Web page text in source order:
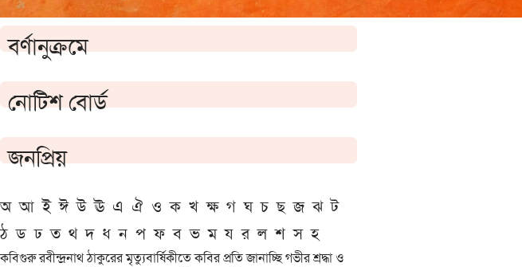
বর্ণানুক্রমে
নোটিশ বোর্ড
জনপ্রিয়
অ আ ই ঈ উ ঊ এ ঐ ও ক খ ক্ষ গ ঘ চ ছ জ ঝ ট
ঠ ড ঢ ত থ দ ধ ন প ফ ব ভ ম য র ল শ স হ
কবিগুরু রবীন্দ্রনাথ ঠাকুরের মৃত্যুবার্ষিকীতে কবির প্রতি জানাচ্ছি গভীর শ্রদ্ধা ও